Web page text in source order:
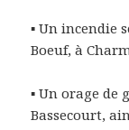
▪ Un incendie
Boeuf, à
▪ Un orage de
Bassecourt,